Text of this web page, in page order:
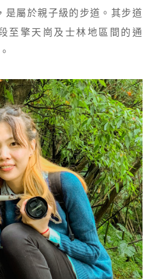
是屬於親子級的步道。其步道
至擎天崗及士林地區間的通